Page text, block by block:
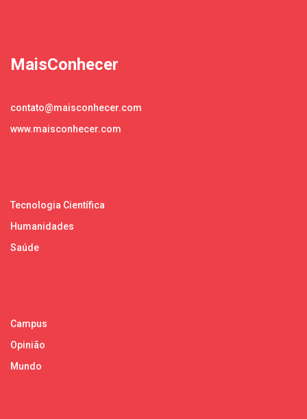
MaisConhecer
contato@maisconhecer.com
www.maisconhecer.com
Tecnologia Científica
Humanidades
Saúde
Campus
Opinião
Mundo